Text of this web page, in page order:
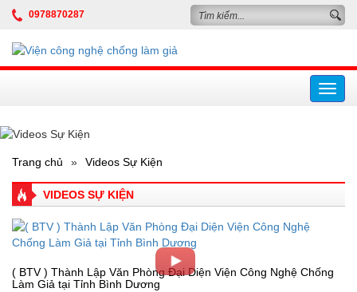
0978870287
Trang chủ » Videos Sự Kiện
VIDEOS SỰ KIỆN
( BTV ) Thành Lập Văn Phòng Đại Diện Viện Công Nghệ Chống
Làm Giả tại Tỉnh Bình Dương